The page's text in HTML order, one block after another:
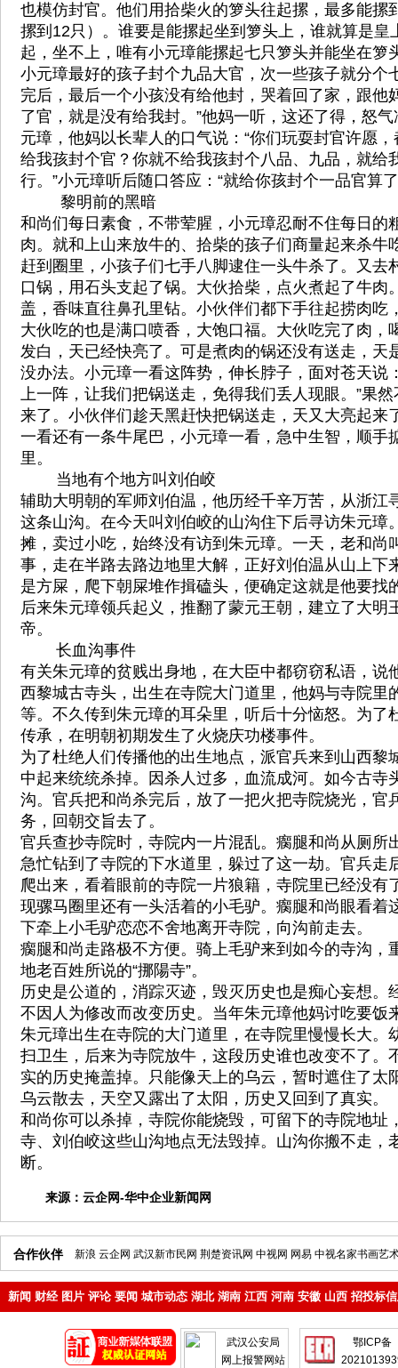
也模仿封官。他们用拾柴火的箩头往起摞，最多能摞
摞到12只）。谁要是能摞起坐到箩头上，谁就算是皇
起，坐不上，唯有小元璋能摞起七只箩头并能坐在箩
小元璋最好的孩子封个九品大官，次一些孩子就分个
完后，最后一个小孩没有给他封，哭着回了家，跟他
了官，就是没有给我封。”他妈一听，这还了得，怒
元璋，他妈以长辈人的口气说：“你们玩耍封官许愿
给我孩封个官？你就不给我孩封个八品、九品，就给
行。”小元璋听后随口答应：“就给你孩封个一品官算
黎明前的黑暗
和尚们每日素食，不带荤腥，小元璋忍耐不住每日的
肉。就和上山来放牛的、拾柴的孩子们商量起来杀牛
赶到圈里，小孩子们七手八脚逮住一头牛杀了。又去
口锅，用石头支起了锅。大伙拾柴，点火煮起了牛肉
盖，香味直往鼻孔里钻。小伙伴们都下手往起捞肉吃
大伙吃的也是满口喷香，大饱口福。大伙吃完了肉，
发白，天已经快亮了。可是煮肉的锅还没有送走，天
没办法。小元璋一看这阵势，伸长脖子，面对苍天说
上一阵，让我们把锅送走，免得我们丢人现眼。”果
来了。小伙伴们趁天黑赶快把锅送走，天又大亮起来
一看还有一条牛尾巴，小元璋一看，急中生智，顺手
里。
当地有个地方叫刘伯峧
辅助大明朝的军师刘伯温，他历经千辛万苦，从浙江
这条山沟。在今天叫刘伯峧的山沟住下后寻访朱元璋
摊，卖过小吃，始终没有访到朱元璋。一天，老和尚
事，走在半路去路边地里大解，正好刘伯温从山上下
是方屎，爬下朝屎堆作揖磕头，便确定这就是他要找
后来朱元璋领兵起义，推翻了蒙元王朝，建立了大明
帝。
长血沟事件
有关朱元璋的贫贱出身地，在大臣中都窃窃私语，说
西黎城古寺头，出生在寺院大门道里，他妈与寺院里
等。不久传到朱元璋的耳朵里，听后十分恼怒。为了
传承，在明朝初期发生了火烧庆功楼事件。
为了杜绝人们传播他的出生地点，派官兵来到山西黎
中起来统统杀掉。因杀人过多，血流成河。如今古寺
沟。官兵把和尚杀完后，放了一把火把寺院烧光，官
务，回朝交旨去了。
官兵查抄寺院时，寺院内一片混乱。瘸腿和尚从厕所
急忙钻到了寺院的下水道里，躲过了这一劫。官兵走
爬出来，看着眼前的寺院一片狼籍，寺院里已经没有
现骡马圈里还有一头活着的小毛驴。瘸腿和尚眼看着
下牵上小毛驴恋恋不舍地离开寺院，向沟前走去。
瘸腿和尚走路极不方便。骑上毛驴来到如今的寺沟，
地老百姓所说的“挪陽寺”。
历史是公道的，消踪灭迹，毁灭历史也是痴心妄想。
不因人为修改而改变历史。当年朱元璋他妈讨吃要饭
朱元璋出生在寺院的大门道里，在寺院里慢慢长大。
扫卫生，后来为寺院放牛，这段历史谁也改变不了。
实的历史掩盖掉。只能像天上的乌云，暂时遮住了太
乌云散去，天空又露出了太阳，历史又回到了真实。
和尚你可以杀掉，寺院你能烧毁，可留下的寺院地址
寺、刘伯峧这些山沟地点无法毁掉。山沟你搬不走，
断。
来源： 云企网-华中企业新闻网
合作伙伴 新浪 云企网 武汉新市民网 荆楚资讯网 中视网 网易 中视名家书画艺
新闻 财经 图片 评论 要闻 城市动态 湖北 湖南 江西 河南 安徽 山西 招投标
武汉公安局
网上报警网站
鄂ICP备